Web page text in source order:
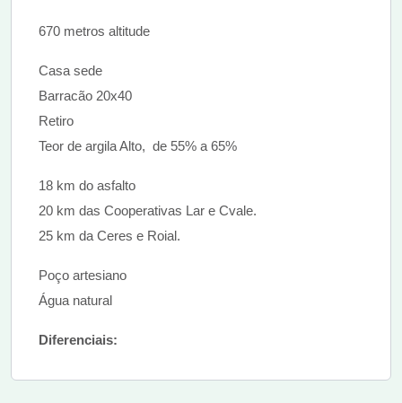
670 metros altitude
Casa sede
Barracão 20x40
Retiro
Teor de argila Alto, de 55% a 65%
18 km do asfalto
20 km das Cooperativas Lar e Cvale.
25 km da Ceres e Roial.
Poço artesiano
Água natural
Diferenciais: